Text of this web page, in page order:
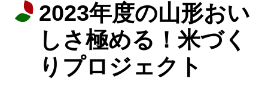
2023年度の山形おい
しさ極める！米づく
りプロジェクト